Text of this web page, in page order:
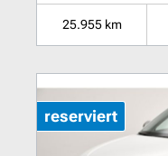
25.955 km
reserviert